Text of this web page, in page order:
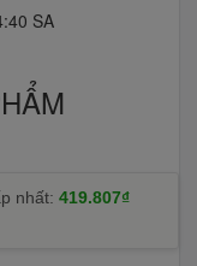
SA
nhất: 419.807₫